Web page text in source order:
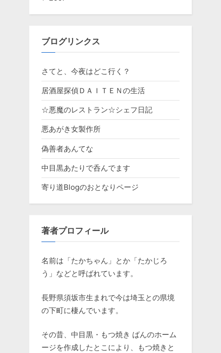
ブログリンクス
さてと、今夜はどこ行く？
居酒屋探偵ＤＡＩＴＥＮの生活
☆悪魔のレストラン☆シェフ日記
悪あがき女製作所
偽善者あんてな
中目黒あたりで呑んでます
寄り道Blogのおとなりページ
著者プロフィール
名前は「たかちゃん」とか「たかじろ
う」などと呼ばれています。
長野県須坂市生まれで今は埼玉との県境
の下町に棲んでいます。
その昔、中目黒・もつ焼き ばんのホーム
ージを作成したとこにより、もつ焼きと